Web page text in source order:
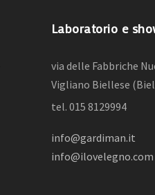
Laboratorio e
via delle Fabbriche
Vigliano Biellese
tel. 015 8129994
info@gardiman.it
info@ilovelegno.com